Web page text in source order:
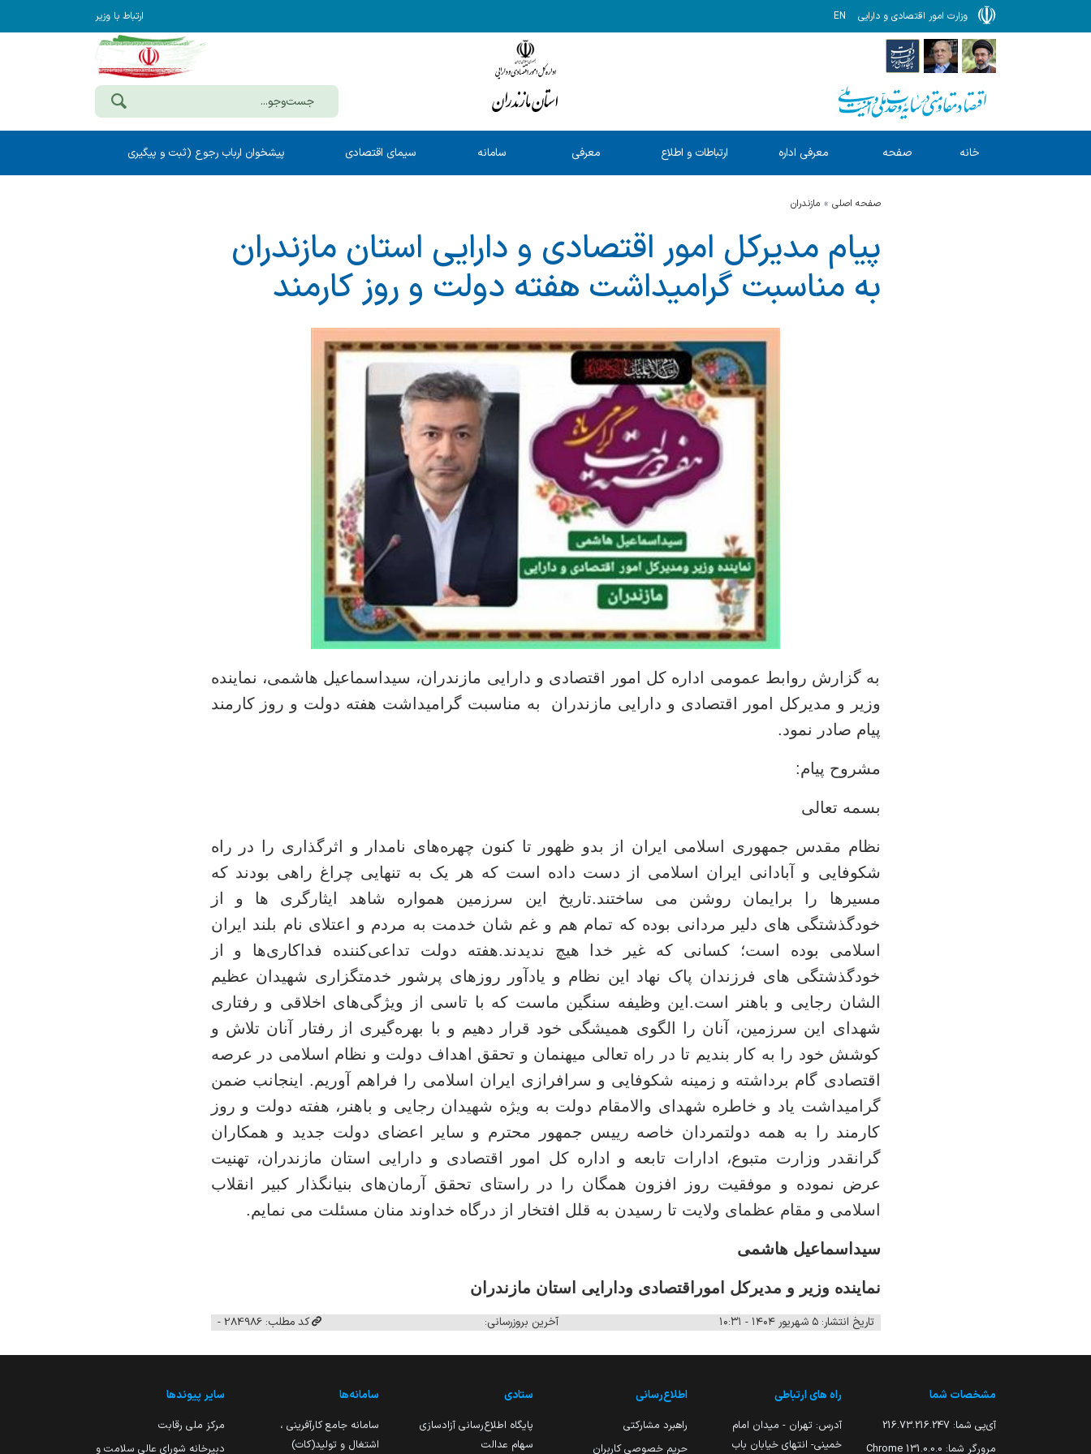
وزارت امور اقتصادی و دارایی EN ارتباط با وزیر
خانه صفحه معرفی اداره
کل
ارتباطات و اطلاع معرفی سامانه سیمای اقتصادی پیشخوان ارباب رجوع (ثبت و پیگیری
صفحه اصلی مازندران
پیام مدیركل امور اقتصادی و دارایی استان مازندران
به مناسبت گرامیداشت هفته دولت و روز كارمند
به گزارش روابط عمومی اداره کل امور اقتصادی و دارایی مازندران، سیداسماعیل هاشمی، نماینده
وزیر و مدیرکل امور اقتصادی و دارایی مازندران به مناسبت گرامیداشت هفته دولت و روز کارمند
پیام صادر نمود.
️مشروح پیام:
بسمه تعالی
نظام مقدس جمهوری اسلامی ایران از بدو ظهور تا کنون چهره‌های نامدار و اثرگذاری را در راه
شکوفایی و آبادانی ایران اسلامی از دست داده است که هر یک به تنهایی چراغ راهی بودند که
مسیرها را برایمان روشن می ساختند.تاریخ این سرزمین همواره شاهد ایثارگری ها و از
خودگذشتگی های دلیر مردانی بوده که تمام هم و غم شان خدمت به مردم و اعتلای نام بلند ایران
اسلامی بوده است؛ کسانی که غیر خدا هیچ ندیدند.هفته دولت تداعی‌کننده فداکاری‌ها و از
خودگذشتگی های فرزندان پاک نهاد این نظام و یادآور روزهای پرشور خدمتگزاری شهیدان عظیم
الشان رجایی و باهنر است.این وظیفه سنگین ماست که با تاسی از ویژگی‌های اخلاقی و رفتاری
شهدای این سرزمین، آنان را الگوی همیشگی خود قرار دهیم و با بهره‌گیری از رفتار آنان تلاش و
کوشش خود را به کار بندیم تا در راه تعالی میهنمان و تحقق اهداف دولت و نظام اسلامی در عرصه
اقتصادی گام برداشته و زمینه شکوفایی و سرافرازی ایران اسلامی را فراهم آوریم. اینجانب ضمن
گرامیداشت یاد و خاطره شهدای والامقام دولت به ویژه شهیدان رجایی و باهنر، هفته دولت و روز
کارمند را به همه دولتمردان خاصه رییس جمهور محترم و سایر اعضای دولت جدید و همکاران
گرانقدر وزارت متبوع، ادارات تابعه و اداره کل امور اقتصادی و دارایی استان مازندران، تهنیت
عرض نموده و موفقیت روز افزون همگان را در راستای تحقق آرمان‌های بنیانگذار کبیر انقلاب
اسلامی و مقام عظمای ولایت تا رسیدن به قلل افتخار از درگاه خداوند منان مسئلت می نمایم.
سیداسماعیل هاشمی
نماینده وزیر و مدیرکل اموراقتصادی ودارایی استان مازندران
تاریخ انتشار: ۵ شهریور ۱۴۰۴ - ۱۰:۳۱ آخرین بروزرسانی: کد مطلب: 284986 -
مشخصات شما
آی‌پی شما: 216.73.216.247
مرورگر شما: 131.0.0.0 Chrome
راه های ارتباطی
آدرس: تهران - میدان امام
خمینی- انتهای خیابان باب
اطلاع‌رسانی
راهبرد مشارکتی
حریم خصوصی کاربران
ستادی
پایگاه اطلاع‌رسانی آزادسازی
سهام عدالت
سامانه‌ها
سامانه جامع کارآفرینی ،
اشتغال و تولید(کات)
سایر پیوندها
مرکز ملی رقابت
دبیرخانه شورای عالی سلامت و